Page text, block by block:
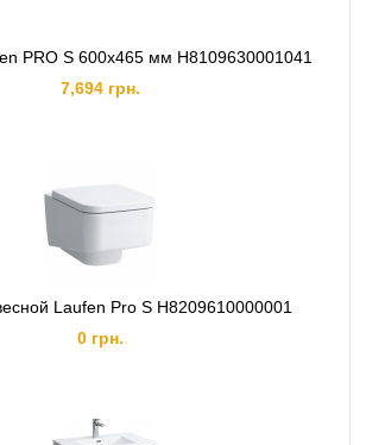
PRO S 600х465 мм H8109630001041
7,694 грн.
Laufen Pro S H8209610000001
0 грн.